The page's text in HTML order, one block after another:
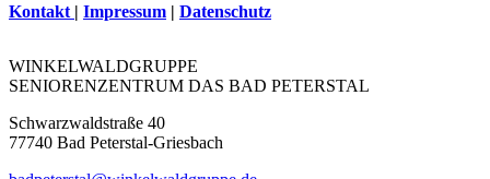
Kontakt | Impressum | Datenschutz
WINKELWALDGRUPPE
SENIORENZENTRUM DAS BAD PETERSTAL
Schwarzwaldstraße 40
77740 Bad Peterstal-Griesbach